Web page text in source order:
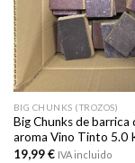
BIG CHUNKS (TROZOS)
Big Chunks de barrica
aroma Vino Tinto 5.0
19,99€ IVA incluido